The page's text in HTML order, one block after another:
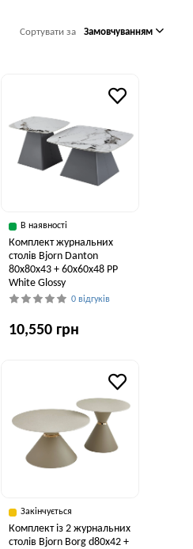
Сортувати за Замовчуванням
В наявності
Комплект журнальних
столів Bjorn Danton
80х80х43 + 60х60х48 PP
White Glossy
0 відгуків
10,550 грн
Закінчується
Комплект із 2 журнальних
столів Bjorn Borg d80х42 +